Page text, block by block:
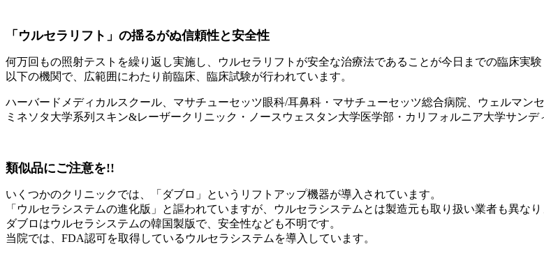
「ウルセラリフト」の揺るがぬ信頼性と安全性
何万回もの照射テストを繰り返し実施し、ウルセラリフトが安全な治療法であることが今日までの臨床実験
以下の機関で、広範囲にわたり前臨床、臨床試験が行われています。
ハーバードメディカルスクール、マサチューセッツ眼科/耳鼻科・マサチューセッツ総合病院、ウェルマン
ミネソタ大学系列スキン&レーザークリニック・ノースウェスタン大学医学部・カリフォルニア大学サンデ
類似品にご注意を!!
いくつかのクリニックでは、「ダブロ」というリフトアップ機器が導入されています。
「ウルセラシステムの進化版」と謳われていますが、ウルセラシステムとは製造元も取り扱い業者も異なり
ダブロはウルセラシステムの韓国製版で、安全性なども不明です。
当院では、FDA認可を取得しているウルセラシステムを導入しています。